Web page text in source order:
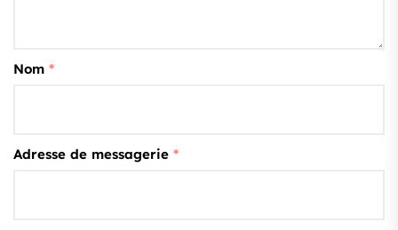
Nom *
Adresse de messagerie *